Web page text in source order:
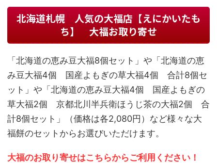
北海道札幌 人気の大福店【えにかいたも
ち】 大福お取り寄せ
「北海道の恵み豆大福8個セット」や「北海道の恵
み豆大福4個 国産よもぎの草大福4個 合計8個セ
ット」や「北海道の恵み豆大福4個 国産よもぎの
草大福2個 京都北川半兵衛ほうじ茶の大福2個 合
計8個セット」（価格は各2,080円）など様々な大
福餅のセットからお選びいただけます。
大福のお取り寄せはこちらからご利用ください！